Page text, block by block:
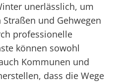
unerlässlich, um
und Gehwegen
professionelle
können sowohl
Kommunen und
dass die Wege